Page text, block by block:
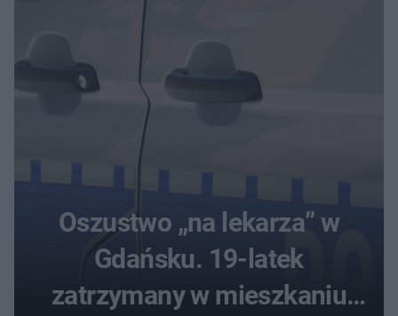
Oszustwo „na lekarza” w
Gdańsku. 19-latek
zatrzymany w mieszkaniu